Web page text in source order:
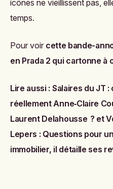
icônes ne vieillissent pas,
temps.
Pour voir cette bande-
en Prada 2 qui cartonne
Lire aussi : Salaires du JT
réellement Anne‑Claire
Laurent Delahousse ? et
Lepers : Questions pour
immobilier, il détaille ses